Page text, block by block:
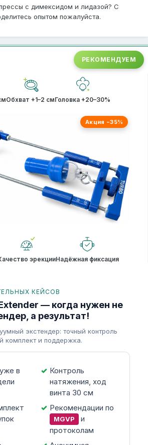
с димексидом и лидазой? С
опытом пожалуйста.
РЕКОМЕНДУЕМ
Обхват +1–2 смГоловка +20–30%
Акция −35%
эрекцииНадёжная фиксация
КЕЙСОВ
— когда нужен не
а результат!
экстендер: точный контроль
комплект и поддержка.
в
Контроль
натяжения, ход
винта 30 см
Рекомендации по
MGVP
и
протоколам